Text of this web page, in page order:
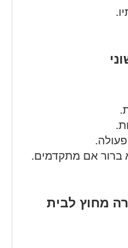
ברור אם מתקדמים.
מחוץ לבית